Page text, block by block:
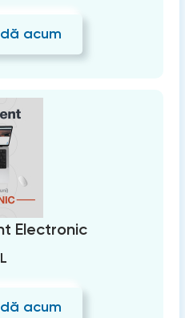
acum
Electronic
acum